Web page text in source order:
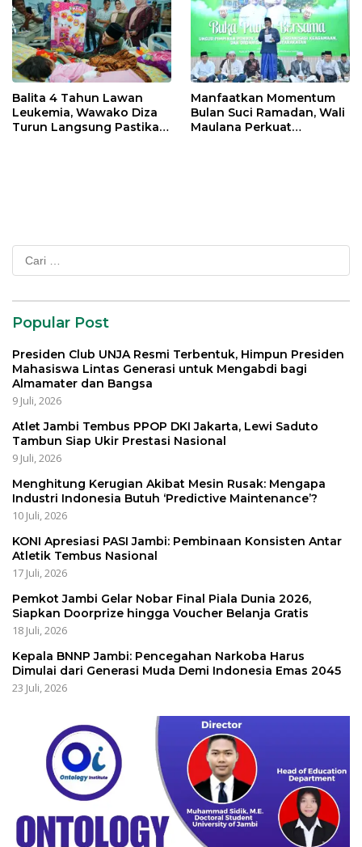
Balita 4 Tahun Lawan
Leukemia, Wawako Diza
Turun Langsung Pastikan
Manfaatkan Momentum
Bulan Suci Ramadan, Wali
Maulana Perkuat
Cari
untuk:
Popular Post
Presiden Club UNJA Resmi Terbentuk, Himpun Presiden
Mahasiswa Lintas Generasi untuk Mengabdi bagi
Almamater dan Bangsa
9 Juli, 2026
Atlet Jambi Tembus PPOP DKI Jakarta, Lewi Saduto
Tambun Siap Ukir Prestasi Nasional
9 Juli, 2026
Menghitung Kerugian Akibat Mesin Rusak: Mengapa
Industri Indonesia Butuh ‘Predictive Maintenance’?
10 Juli, 2026
KONI Apresiasi PASI Jambi: Pembinaan Konsisten Antar
Atletik Tembus Nasional
17 Juli, 2026
Pemkot Jambi Gelar Nobar Final Piala Dunia 2026,
Siapkan Doorprize hingga Voucher Belanja Gratis
18 Juli, 2026
Kepala BNNP Jambi: Pencegahan Narkoba Harus
Dimulai dari Generasi Muda Demi Indonesia Emas 2045
23 Juli, 2026